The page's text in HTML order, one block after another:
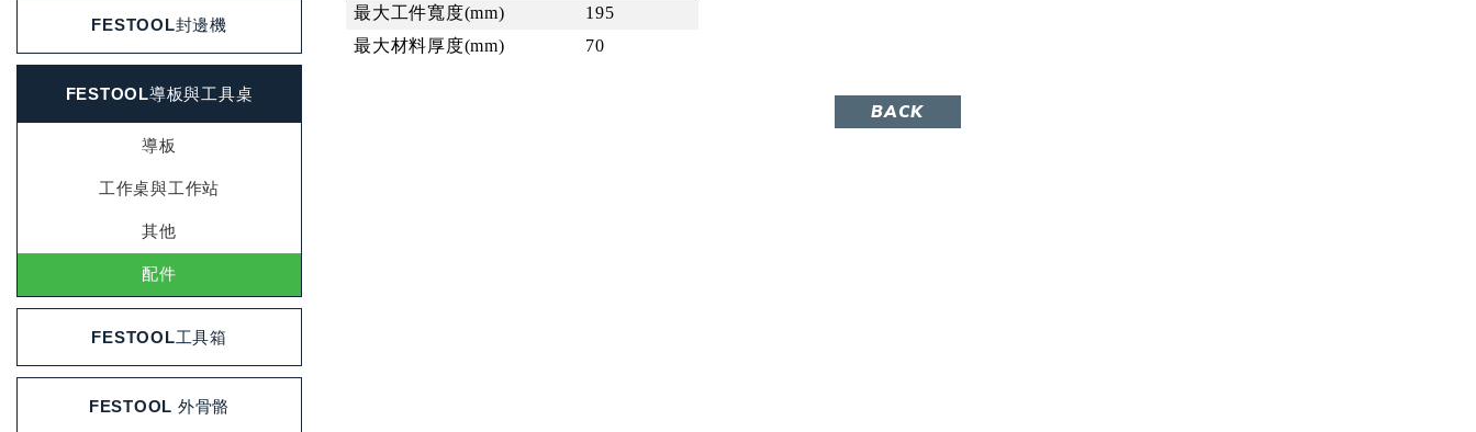
FESTOOL封邊機
FESTOOL導板與工具桌
導板
工作桌與工作站
其他
配件
FESTOOL工具箱
FESTOOL 外骨骼
最大工件寬度(mm)
195
最大材料厚度(mm) 70
BACK